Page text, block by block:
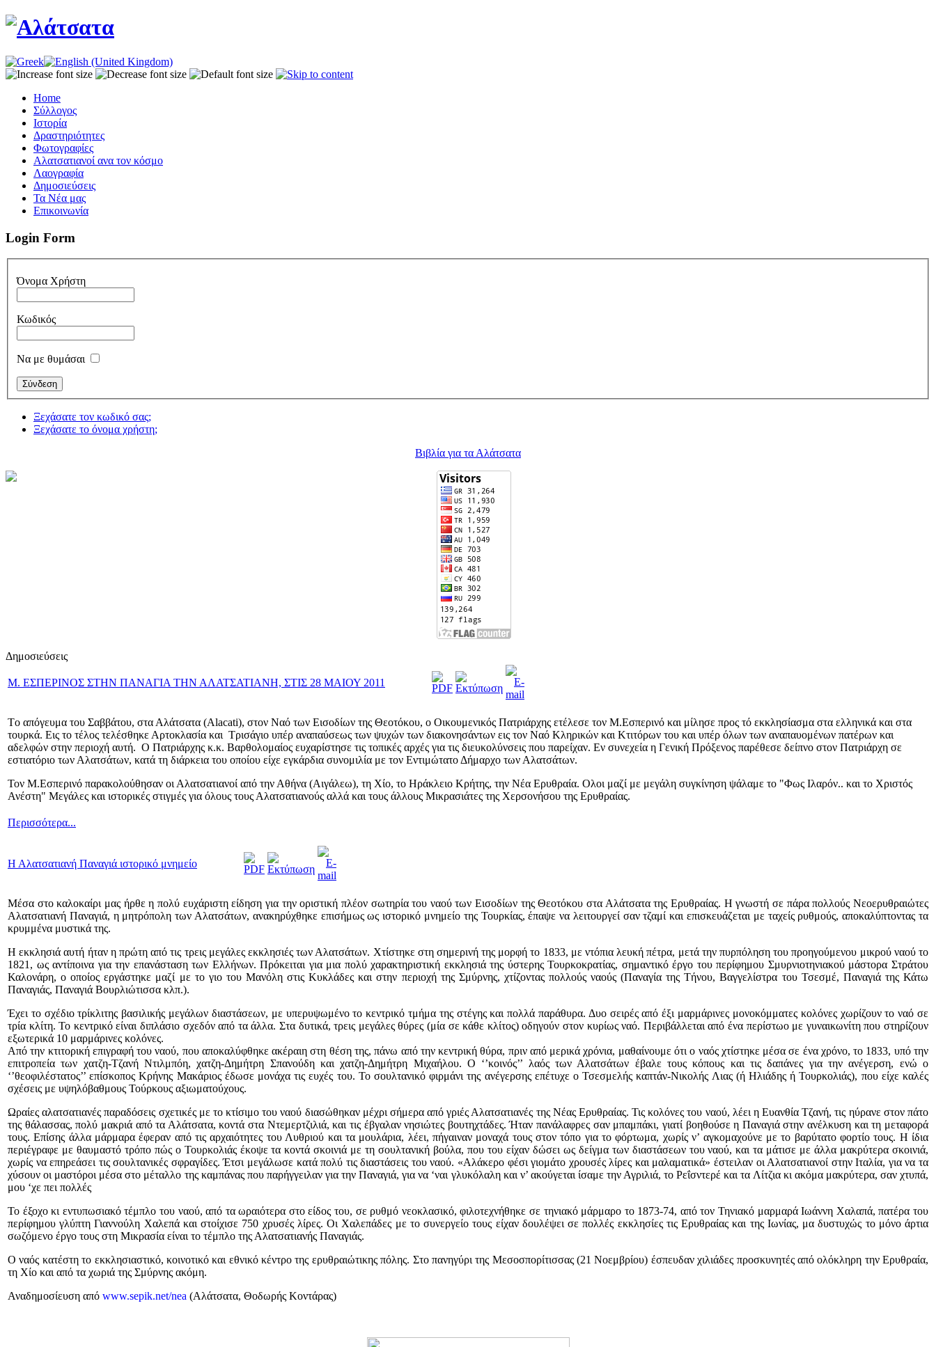
Home
Σύλλογος
Iστορία
Δραστηριότητες
Φωτογραφίες
Αλατσατιανοί ανα τον κόσμο
Λαογραφία
Δημοσιεύσεις
Τα Νέα μας
Επικοινωνία
Login Form
Όνομα Χρήστη
Κωδικός
Να με θυμάσαι
Ξεχάσατε τον κωδικό σας;
Ξεχάσατε το όνομα χρήστη;
Βιβλία για τα Αλάτσατα
Δημοσιεύσεις
M. ΕΣΠΕΡΙΝΟΣ ΣΤΗΝ ΠΑΝΑΓΙΑ ΤΗΝ ΑΛΑΤΣΑΤΙΑΝΗ, ΣΤΙΣ 28 ΜΑΙΟΥ 2011
Tο απόγευμα του Σαββάτου, στα Αλάτσατα (Alacati), στον Ναό των Εισοδίων της Θεοτόκου, ο Οικουμενικός Πατριάρχης ετέλεσε τον Μ.Εσπερινό και μίλησε προς τό εκκλησίασμα στα ελληνικά και στα
τουρκά. Εις το τέλος τελέσθηκε Αρτοκλασία και Τρισάγιο υπέρ αναπαύσεως των ψυχών των διακονησάντων εις τον Ναό Κληρικών και Κτιτόρων του και υπέρ όλων των αναπαυομένων πατέρων και
αδελφών στην περιοχή αυτή. Ο Πατριάρχης κ.κ. Βαρθολομαίος ευχαρίστησε τις τοπικές αρχές για τις διευκολύνσεις που παρείχαν. Εν συνεχεία η Γενική Πρόξενος παρέθεσε δείπνο στον Πατριάρχη σε
εστιατόριο των Αλατσάτων, κατά τη διάρκεια του οποίου είχε εγκάρδια συνομιλία με τον Εντιμώτατο Δήμαρχο των Αλατσάτων.
Τον Μ.Εσπερινό παρακολούθησαν οι Αλατσατιανοί από την Αθήνα (Αιγάλεω), τη Χίο, το Ηράκλειο Κρήτης, την Νέα Ερυθραία. Ολοι μαζί με μεγάλη συγκίνηση ψάλαμε το "Φως Ιλαρόν.. και το Χριστός
Ανέστη" Μεγάλες και ιστορικές στιγμές για όλους τους Αλατσατιανούς αλλά και τους άλλους Μικρασιάτες της Χερσονήσου της Ερυθραίας.
Περισσότερα...
Η Αλατσατιανή Παναγιά ιστορικό μνημείο
Μέσα στο καλοκαίρι μας ήρθε η πολύ ευχάριστη είδηση για την οριστική πλέον σωτηρία του ναού των Εισοδίων της Θεοτόκου στα Αλάτσατα της Ερυθραίας. Η γνωστή σε πάρα πολλούς Νεοερυθραιώτες
Αλατσατιανή Παναγιά, η μητρόπολη των Αλατσάτων, ανακηρύχθηκε επισήμως ως ιστορικό μνημείο της Τουρκίας, έπαψε να λειτουργεί σαν τζαμί και επισκευάζεται με ταχείς ρυθμούς, αποκαλύπτοντας τα
κρυμμένα μυστικά της.
Η εκκλησιά αυτή ήταν η πρώτη από τις τρεις μεγάλες εκκλησιές των Αλατσάτων. Χτίστηκε στη σημερινή της μορφή το 1833, με ντόπια λευκή πέτρα, μετά την πυρπόληση του προηγούμενου μικρού ναού το
1821, ως αντίποινα για την επανάσταση των Ελλήνων. Πρόκειται για μια πολύ χαρακτηριστική εκκλησιά της ύστερης Τουρκοκρατίας, σημαντικό έργο του περίφημου Σμυρνιοτηνιακού μάστορα Στράτου
Καλονάρη, ο οποίος εργάστηκε μαζί με το γιο του Μανόλη στις Κυκλάδες και στην περιοχή της Σμύρνης, χτίζοντας πολλούς ναούς (Παναγία της Τήνου, Βαγγελίστρα του Τσεσμέ, Παναγιά της Κάτω
Παναγιάς, Παναγιά Βουρλιώτισσα κλπ.).
Έχει το σχέδιο τρίκλιτης βασιλικής μεγάλων διαστάσεων, με υπερυψωμένο το κεντρικό τμήμα της στέγης και πολλά παράθυρα. Δυο σειρές από έξι μαρμάρινες μονοκόμματες κολόνες χωρίζουν το ναό σε
τρία κλίτη. Το κεντρικό είναι διπλάσιο σχεδόν από τα άλλα. Στα δυτικά, τρεις μεγάλες θύρες (μία σε κάθε κλίτος) οδηγούν στον κυρίως ναό. Περιβάλλεται από ένα περίστωο με γυναικωνίτη που στηρίζουν
εξωτερικά 10 μαρμάρινες κολόνες.
Από την κτιτορική επιγραφή του ναού, που αποκαλύφθηκε ακέραιη στη θέση της, πάνω από την κεντρική θύρα, πριν από μερικά χρόνια, μαθαίνουμε ότι ο ναός χτίστηκε μέσα σε ένα χρόνο, το 1833, υπό την
επιτροπεία των χατζη-Τζανή Ντιλμπόη, χατζη-Δημήτρη Σπανούδη και χατζη-Δημήτρη Μιχαήλου. Ο ‘’κοινός’’ λαός των Αλατσάτων έβαλε τους κόπους και τις δαπάνες για την ανέγερση, ενώ ο
‘’θεοφιλέστατος’’ επίσκοπος Κρήνης Μακάριος έδωσε μονάχα τις ευχές του. Το σουλτανικό φιρμάνι της ανέγερσης επέτυχε ο Τσεσμελής καπτάν-Νικολής Λιας (ή Ηλιάδης ή Τουρκολιάς), που είχε καλές
σχέσεις με υψηλόβαθμους Τούρκους αξιωματούχους.
Ωραίες αλατσατιανές παραδόσεις σχετικές με το κτίσιμο του ναού διασώθηκαν μέχρι σήμερα από γριές Αλατσατιανές της Νέας Ερυθραίας. Τις κολόνες του ναού, λέει η Ευανθία Τζανή, τις ηύρανε στον πάτο
της θάλασσας, πολύ μακριά από τα Αλάτσατα, κοντά στα Ντεμερτζιλιά, και τις έβγαλαν νησιώτες βουτηχτάδες. Ήταν πανάλαφρες σαν μπαμπάκι, γιατί βοηθούσε η Παναγιά στην ανέλκυση και τη μεταφορά
τους. Επίσης άλλα μάρμαρα έφεραν από τις αρχαιότητες του Λυθριού και τα μουλάρια, λέει, πήγαιναν μοναχά τους στον τόπο για το φόρτωμα, χωρίς ν’ αγκομαχούνε με το βαρύτατο φορτίο τους. Η ίδια
περιέγραφε με θαυμαστό τρόπο πώς ο Τουρκολιάς έκοψε τα κοντά σκοινιά με τη σουλτανική βούλα, που του είχαν δώσει ως δείγμα των διαστάσεων του ναού, και τα μάτισε με άλλα μακρύτερα σκοινιά,
χωρίς να επηρεάσει τις σουλτανικές σφραγίδες. Έτσι μεγάλωσε κατά πολύ τις διαστάσεις του ναού. «Αλάκερο φέσι γιομάτο χρουσές λίρες και μαλαματικά» έστειλαν οι Αλατσατιανοί στην Ιταλία, για να τα
χύσουν οι μαστόροι μέσα στο μέταλλο της καμπάνας που παρήγγειλαν για την Παναγιά, για να ‘ναι γλυκόλαλη και ν’ ακούγεται ίσαμε την Αγριλιά, το Ρεΐσντερέ και τα Λίτζια κι ακόμα μακρύτερα, σαν χτυπά,
μου ‘χε πει πολλές
Το έξοχο κι εντυπωσιακό τέμπλο του ναού, από τα ωραιότερα στο είδος του, σε ρυθμό νεοκλασικό, φιλοτεχνήθηκε σε τηνιακό μάρμαρο το 1873-74, από τον Τηνιακό μαρμαρά Ιωάννη Χαλαπά, πατέρα του
περίφημου γλύπτη Γιαννούλη Χαλεπά και στοίχισε 750 χρυσές λίρες. Οι Χαλεπάδες με το συνεργείο τους είχαν δουλέψει σε πολλές εκκλησίες τις Ερυθραίας και της Ιωνίας, μα δυστυχώς το μόνο άρτια
σωζόμενο έργο τους στη Μικρασία είναι το τέμπλο της Αλατσατιανής Παναγιάς.
Ο ναός κατέστη το εκκλησιαστικό, κοινοτικό και εθνικό κέντρο της ερυθραιώτικης πόλης. Στο πανηγύρι της Μεσοσπορίτισσας (21 Νοεμβρίου) έσπευδαν χιλιάδες προσκυνητές από ολόκληρη την Ερυθραία,
τη Χίο και από τα χωριά της Σμύρνης ακόμη.
Αναδημοσίευση από www.sepik.net/nea (Aλάτσατα, Θοδωρής Κοντάρας)